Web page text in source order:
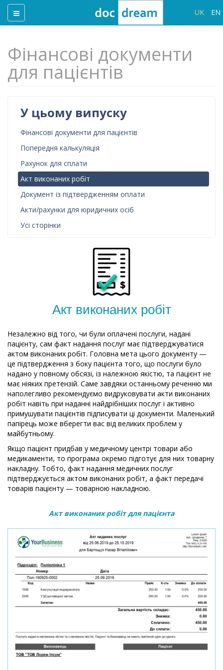
UK EN
Фінансові документи
для пацієнтів
У цьому випуску
Фінансові документи для пацієнтів
Попередня калькуляція
Рахунок для сплати
Акт виконаних робіт
Документ із підтвердженням оплати
Акти/рахунки для юридичних осіб
Усі сторінки
Акт виконаних робіт
Незалежно від того, чи були оплачені послуги, надані
пацієнту, сам факт надання послуг має підтверджуватися
актом виконаних робіт. Головна мета цього документу —
це підтвердження з боку пацієнта того, що послуги було
надано у повному обсязі, із належною якістю, та пацієнт не
має ніяких претензій. Саме завдяки останньому реченню ми
наполегливо рекомендуємо видруковувати акти виконаних
робіт навіть при наданні найдрібніших послуг і активно
примушувати пацієнтів підписувати ці документи. Маленький
папірець може вберегти вас від великих проблем у
майбутньому.
Якщо пацієнт придбав у медичному центрі товари або
медикаменти, то програма окремо підготує для них товарну
накладну. Тобто, факт надання медичних послуг
підтверджується актом виконаних робіт, а факт передачі
товарів пацієнту — товарною накладною.
Акт виконаних робіт для пацієнта